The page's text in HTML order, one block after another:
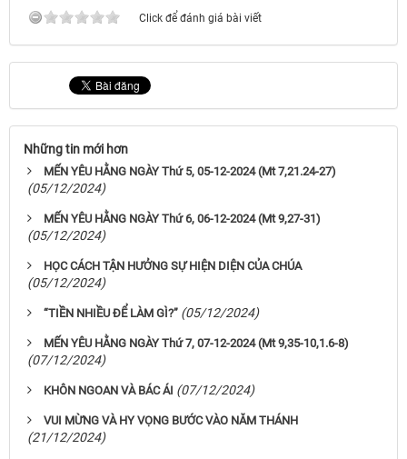
Click để đánh giá bài viết
Những tin mới hơn
MẾN YÊU HẰNG NGÀY Thứ 5, 05-12-2024 (Mt 7,21.24-27)
(05/12/2024)
MẾN YÊU HẰNG NGÀY Thứ 6, 06-12-2024 (Mt 9,27-31)
(05/12/2024)
HỌC CÁCH TẬN HƯỞNG SỰ HIỆN DIỆN CỦA CHÚA
(05/12/2024)
“TIỀN NHIỀU ĐỂ LÀM GÌ?” (05/12/2024)
MẾN YÊU HẰNG NGÀY Thứ 7, 07-12-2024 (Mt 9,35-10,1.6-8)
(07/12/2024)
KHÔN NGOAN VÀ BÁC ÁI (07/12/2024)
VUI MỪNG VÀ HY VỌNG BƯỚC VÀO NĂM THÁNH
(21/12/2024)